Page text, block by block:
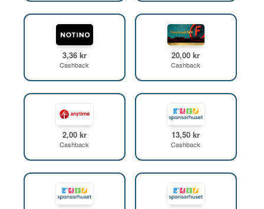
3,36 kr
Cashback
20,00 kr
Cashback
2,00 kr
Cashback
13,50 kr
Cashback